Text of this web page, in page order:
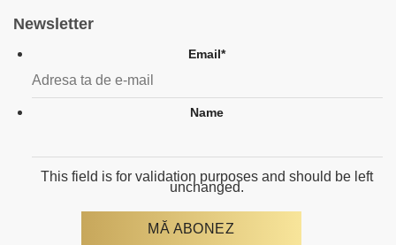
Newsletter
Email*
Name
This field is for validation purposes and should be left
unchanged.